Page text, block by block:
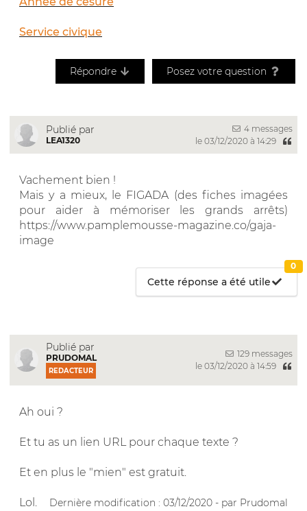
Service civique
Répondre Posez votre question
Publié par
LEA1320
4 messages
le 03/12/2020 à 14:29
Vachement bien !
Mais y a mieux, le FIGADA (des fiches imagées
pour aider à mémoriser les grands arrêts)
https://www.pamplemousse-magazine.co/gaja-
image
Cette réponse a été utile
0
Publié par
PRUDOMAL
REDACTEUR
129 messages
le 03/12/2020 à 14:59
Ah oui ?
Et tu as un lien URL pour chaque texte ?
Et en plus le "mien" est gratuit.
Lol. Dernière modification : 03/12/2020 - par Prudomal